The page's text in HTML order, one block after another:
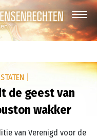
de geest van
wakker
van Verenigd voor de